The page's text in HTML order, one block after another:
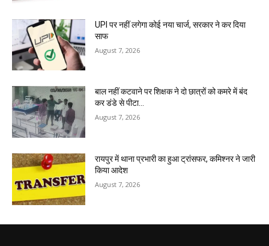
UPI पर नहीं लगेगा कोई नया चार्ज, सरकार ने कर दिया
साफ
August 7, 2026
बाल नहीं कटवाने पर शिक्षक ने दो छात्रों को कमरे में बंद
कर डंडे से पीटा…
August 7, 2026
रायपुर में थाना प्रभारी का हुआ ट्रांसफर, कमिश्नर ने जारी
किया आदेश
August 7, 2026